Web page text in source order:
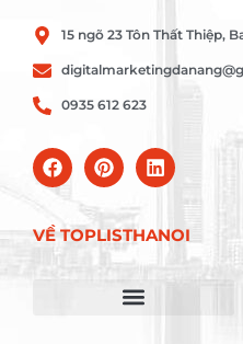
15 ngõ 23 Tôn Thất Thiệp,
0935 612 623
VỀ TOPLISTHANOI